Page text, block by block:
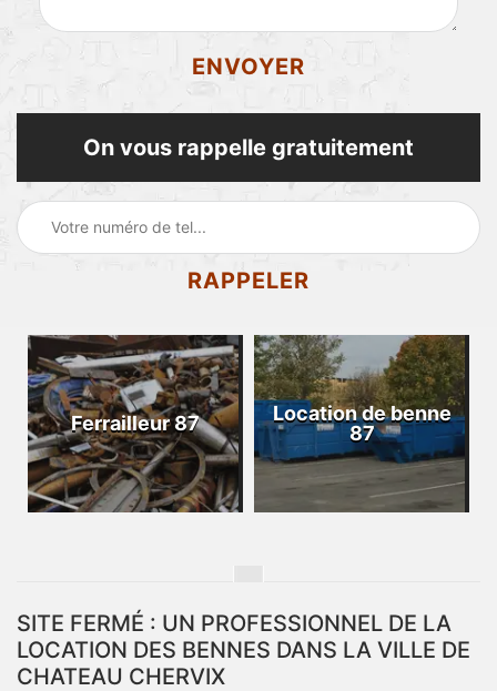
On vous rappelle gratuitement
Ferrailleur 87
Location de benne
87
SITE FERMÉ : UN PROFESSIONNEL DE LA
LOCATION DES BENNES DANS LA VILLE DE
CHATEAU CHERVIX